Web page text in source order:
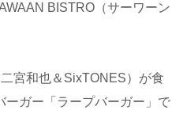
BISTRO（サーワーン
宮和也＆SixTONES）が食
ーガー「ラープバーガー」で